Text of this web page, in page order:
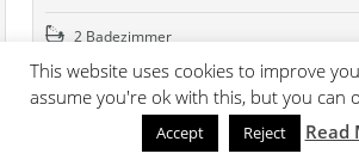
2 Badezimmer
Zwei Etagen Wohnung In
This website uses cookies to improve
assume you're ok with this, but you can
Accept Reject Read